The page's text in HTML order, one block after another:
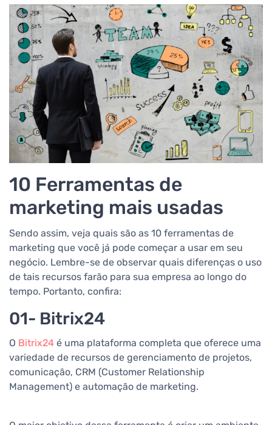
10 Ferramentas de
marketing mais usadas
Sendo assim, veja quais são as 10 ferramentas de
marketing que você já pode começar a usar em seu
negócio. Lembre-se de observar quais diferenças o uso
de tais recursos farão para sua empresa ao longo do
tempo. Portanto, confira:
01- Bitrix24
O Bitrix24 é uma plataforma completa que oferece uma
variedade de recursos de gerenciamento de projetos,
comunicação, CRM (Customer Relationship
Management) e automação de marketing.